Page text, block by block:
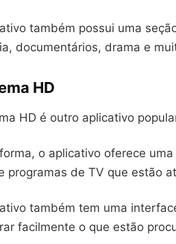
também possui uma
documentários, drama e
HD
HD é outro aplicativo
o aplicativo oferece
programas de TV que estão
também tem uma
facilmente o que estão